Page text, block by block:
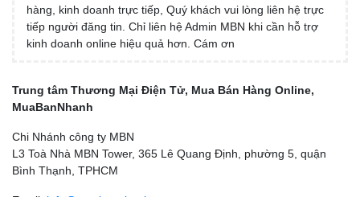
hàng, kinh doanh trực tiếp, Quý khách vui lòng liên hệ trực
tiếp người đăng tin. Chỉ liên hệ Admin MBN khi cần hỗ trợ
kinh doanh online hiệu quả hơn. Cám ơn
Trung tâm Thương Mại Điện Tử, Mua Bán Hàng Online,
MuaBanNhanh
Chi Nhánh công ty MBN
L3 Toà Nhà MBN Tower, 365 Lê Quang Định, phường 5, quận
Bình Thạnh, TPHCM